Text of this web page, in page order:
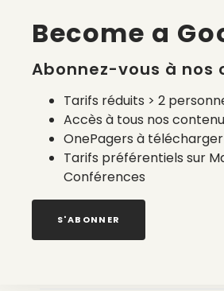
Made in France en 2026 :
à la carte
Nos newsletters
Éco conception
Become a
Abonnez-vous à nos
Tarifs réduits > 2
Accès à tous nos
OnePagers à télécharger
Tarifs préférentiels sur
Conférences
S'ABONNER